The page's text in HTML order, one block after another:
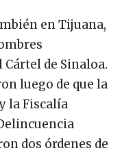
en Tijuana,
de Sinaloa.
luego de que la
la Fiscalía
dos órdenes de